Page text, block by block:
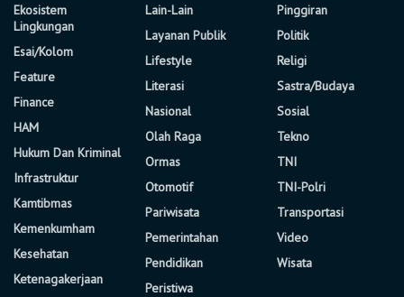
Ekosistem
Lingkungan
Esai/Kolom
Feature
Finance
HAM
Hukum Dan Kriminal
Infrastruktur
Kamtibmas
Kemenkumham
Kesehatan
Ketenagakerjaan
Lain-Lain
Layanan Publik
Lifestyle
Literasi
Nasional
Olah Raga
Ormas
Otomotif
Pariwisata
Pemerintahan
Pendidikan
Peristiwa
Pinggiran
Politik
Religi
Sastra/Budaya
Sosial
Tekno
TNI
TNI-Polri
Transportasi
Video
Wisata